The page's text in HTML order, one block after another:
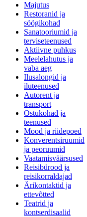
Majutus
Restoranid ja
söögikohad
Sanatooriumid ja
terviseteenused
Aktiivne puhkus
Meelelahutus ja
vaba aeg
Ilusalongid ja
iluteenused
Autorent ja
transport
Ostukohad ja
teenused
Mood ja riidepoed
Konverentsiruumid
ja peoruumid
Vaatamisväärsused
Reisibürood ja
reisikorraldajad
Ärikontaktid ja
ettevõtted
Teatrid ja
kontserdisaalid